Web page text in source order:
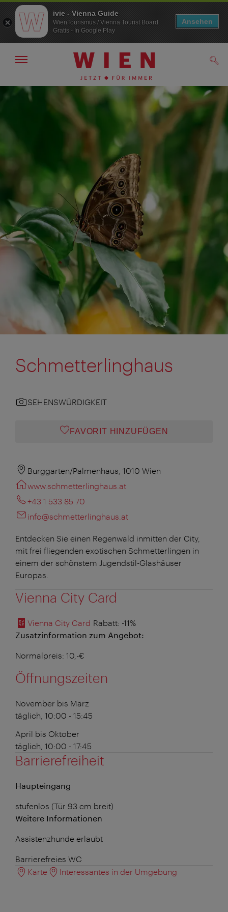
Zur
Navigation
Zum
Inhalt
Navigation
Schmetterlinghaus
SEHENSWÜRDIGKEIT
FAVORIT HINZUFÜGEN
Burggarten/Palmenhaus, 1010 Wien
www.schmetterlinghaus.at
+43 1 533 85 70
info@schmetterlinghaus.at
Entdecken Sie einen Regenwald inmitten der City,
mit frei fliegenden exotischen Schmetterlingen in
einem der schönstem Jugendstil-Glashäuser
Europas.
Vienna City Card
Vienna City Card Rabatt: -11%
Zusatzinformation zum Angebot:
Normalpreis: 10,-€
Öffnungszeiten
November bis März
täglich, 10:00 - 15:45
April bis Oktober
täglich, 10:00 - 17:45
Barrierefreiheit
Haupteingang
stufenlos (Tür 93 cm breit)
Weitere Informationen
Assistenzhunde erlaubt
Barrierefreies WC
Karte
Interessantes in der Umgebung
ivie - Vienna Guide
WienTourismus / Vienna Tourist Board
Gratis - In Google Play
Ansehen